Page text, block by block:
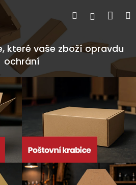
HledatPřihlášení
které vaše zboží opravdu
ochrání